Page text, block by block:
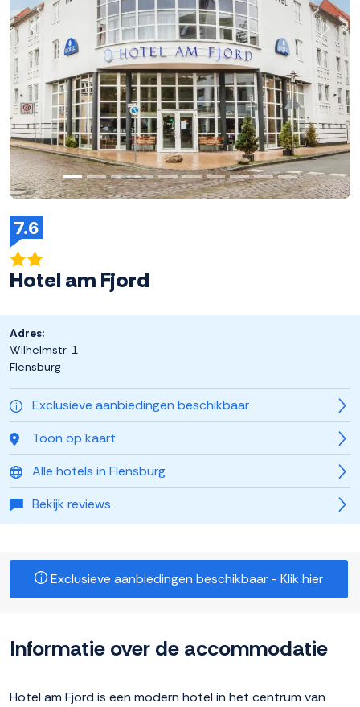
7.6
Hotel am Fjord
Exclusieve aanbiedingen beschikbaar
Toon op kaart
Alle hotels in Flensburg
Bekijk reviews
Adres:
Wilhelmstr. 1
Flensburg
Exclusieve aanbiedingen beschikbaar - Klik hier
Informatie over de accommodatie
Hotel am Fjord is een modern hotel in het centrum van